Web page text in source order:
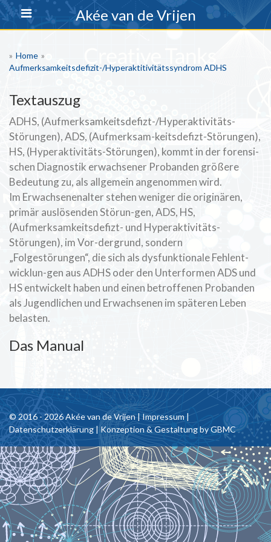
Skip
to
content
Akée van de Vrijen
» Home »
Aufmerksamkeitsdefizit-/Hyperaktitivitätssyndrom ADHS
Textauszug
ADHS, (Aufmerksamkeitsdefizt-/Hyperaktivitäts-
Störungen), ADS, (Aufmerksam-keitsdefizt-Störungen),
HS, (Hyperaktivitäts-Störungen), kommt in der forensi-
schen Diagnostik erwachsener Probanden größere
Bedeutung zu, als allgemein angenommen wird.
Im Erwachsenenalter stehen weniger die originären,
primär auslösenden Störun-gen, ADS, HS,
(Aufmerksamkeitsdefizt- und Hyperaktivitäts-
Störungen), im Vor-dergrund, sondern
„Folgestörungen“, die sich als dysfunktionale Fehlent-
wicklun-gen aus ADHS oder den Unterformen ADS und
HS entwickelt haben und einen betroffenen Probanden
als Jugendlichen und Erwachsenen im späteren Leben
belasten.
Das Manual
© 2016 - 2026 Akée van de Vrijen |Impressum|
Datenschutzerklärung| Konzeption & Gestaltung byGBMC